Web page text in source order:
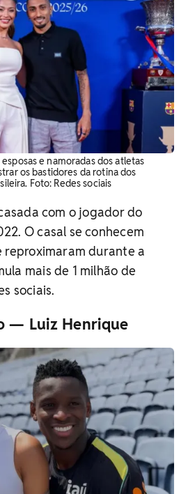
e namoradas dos atletas
os bastidores da rotina dos
Foto: Redes sociais
com o jogador do
O casal se conhecem
reproximaram durante a
mais de 1 milhão de
sociais.
— Luiz Henrique